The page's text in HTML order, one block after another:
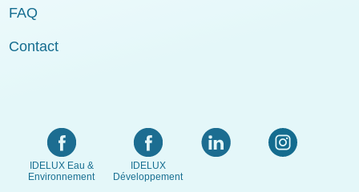
FAQ
Contact
IDELUX Eau &
Environnement
IDELUX
Développement